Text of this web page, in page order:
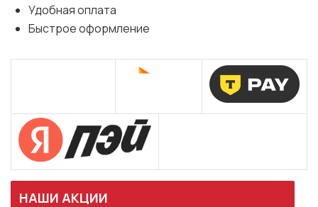
Удобная оплата
Быстрое оформление
НАШИ АКЦИИ